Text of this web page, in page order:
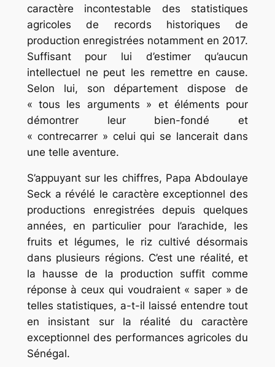
caractère incontestable des statistiques
agricoles de records historiques de
production enregistrées notamment en 2017.
Suffisant pour lui d’estimer qu’aucun
intellectuel ne peut les remettre en cause.
Selon lui, son département dispose de
« tous les arguments » et éléments pour
démontrer leur bien-fondé et
« contrecarrer » celui qui se lancerait dans
une telle aventure.
S’appuyant sur les chiffres, Papa Abdoulaye
Seck a révélé le caractère exceptionnel des
productions enregistrées depuis quelques
années, en particulier pour l’arachide, les
fruits et légumes, le riz cultivé désormais
dans plusieurs régions. C’est une réalité, et
la hausse de la production suffit comme
réponse à ceux qui voudraient « saper » de
telles statistiques, a-t-il laissé entendre tout
en insistant sur la réalité du caractère
exceptionnel des performances agricoles du
Sénégal.